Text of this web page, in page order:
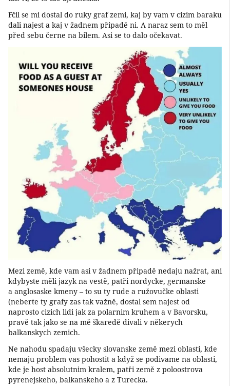
Fčil se mi dostal do ruky graf zemi, kaj by vam v cizim baraku
dali najest a kaj v žadnem připadě ni. A naraz sem to měl
před sebu černe na bilem. Asi se to dalo očekavat.
Mezi země, kde vam asi v žadnem připadě nedaju nažrat, ani
kdybyste měli jazyk na vestě, patři nordycke, germanske
a anglosaske kmeny – to su ty rude a ružovučke oblasti
(neberte ty grafy zas tak važně, dostal sem najest od
naprosto cizich lidi jak za polarnim kruhem a v Bavorsku,
pravě tak jako se na mě škaredě divali v někerych
balkanskych zemich.
Ne nahodu spadaju všecky slovanske země mezi oblasti, kde
nemaju problem vas pohostit a když se podivame na oblasti,
kde je host absolutnim kralem, patři země z poloostrova
pyrenejskeho, balkanskeho a z Turecka.